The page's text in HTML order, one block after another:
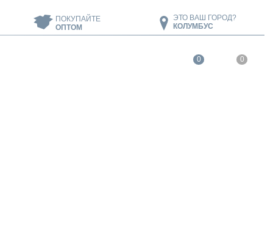
ПОКУПАЙТЕ
ОПТОМ
ЭТО ВАШ ГОРОД?
КОЛУМБУС
0 0